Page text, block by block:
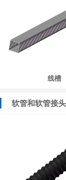
线槽
软管和软管接头